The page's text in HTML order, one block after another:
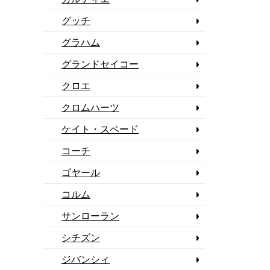
グッチ
グラハム
グランドセイコー
クロエ
クロムハーツ
ケイト・スペード
コーチ
ゴヤール
コルム
サンローラン
シチズン
ジバンシィ